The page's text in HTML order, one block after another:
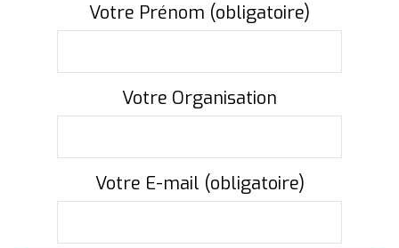
Votre Prénom (obligatoire)
Votre Organisation
Votre E-mail (obligatoire)